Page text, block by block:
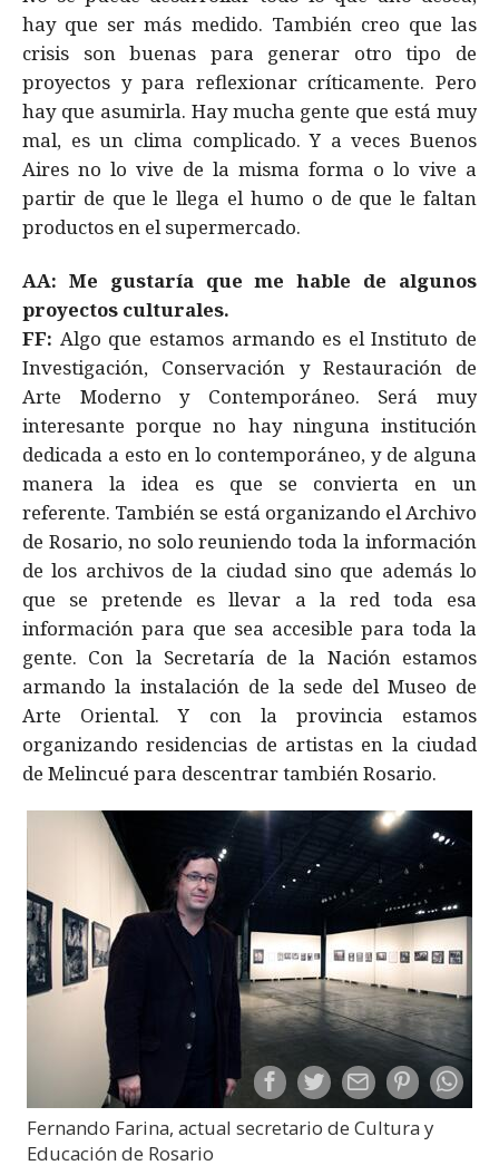
hay que ser más medido. También creo que las
crisis son buenas para generar otro tipo de
proyectos y para reflexionar críticamente. Pero
hay que asumirla. Hay mucha gente que está muy
mal, es un clima complicado. Y a veces Buenos
Aires no lo vive de la misma forma o lo vive a
partir de que le llega el humo o de que le faltan
productos en el supermercado.
AA: Me gustaría que me hable de algunos
proyectos culturales.
FF: Algo que estamos armando es el Instituto de
Investigación, Conservación y Restauración de
Arte Moderno y Contemporáneo. Será muy
interesante porque no hay ninguna institución
dedicada a esto en lo contemporáneo, y de alguna
manera la idea es que se convierta en un
referente. También se está organizando el Archivo
de Rosario, no solo reuniendo toda la información
de los archivos de la ciudad sino que además lo
que se pretende es llevar a la red toda esa
información para que sea accesible para toda la
gente. Con la Secretaría de la Nación estamos
armando la instalación de la sede del Museo de
Arte Oriental. Y con la provincia estamos
organizando residencias de artistas en la ciudad
de Melincué para descentrar también Rosario.
Fernando Farina, actual secretario de Cultura y
Educación de Rosario